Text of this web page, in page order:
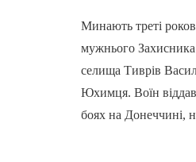
Минають треті
мужнього
селища Тиврів
Юхимця. Воїн
боях на Донеччині,